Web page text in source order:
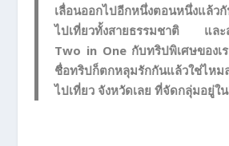
เลื่อนออกไปอีกหนึ่งตอนหนึ่งแล้
ไปเที่ยวทั้งสายธรรมชาติ และ
Two in One กับทริปพิเศษของเ
ชื่อทริปก็ตกหลุมรักกันแล้วใช่ไห
ไปเที่ยว จังหวัดเลย ที่จัดกลุ่มอยู่ใ